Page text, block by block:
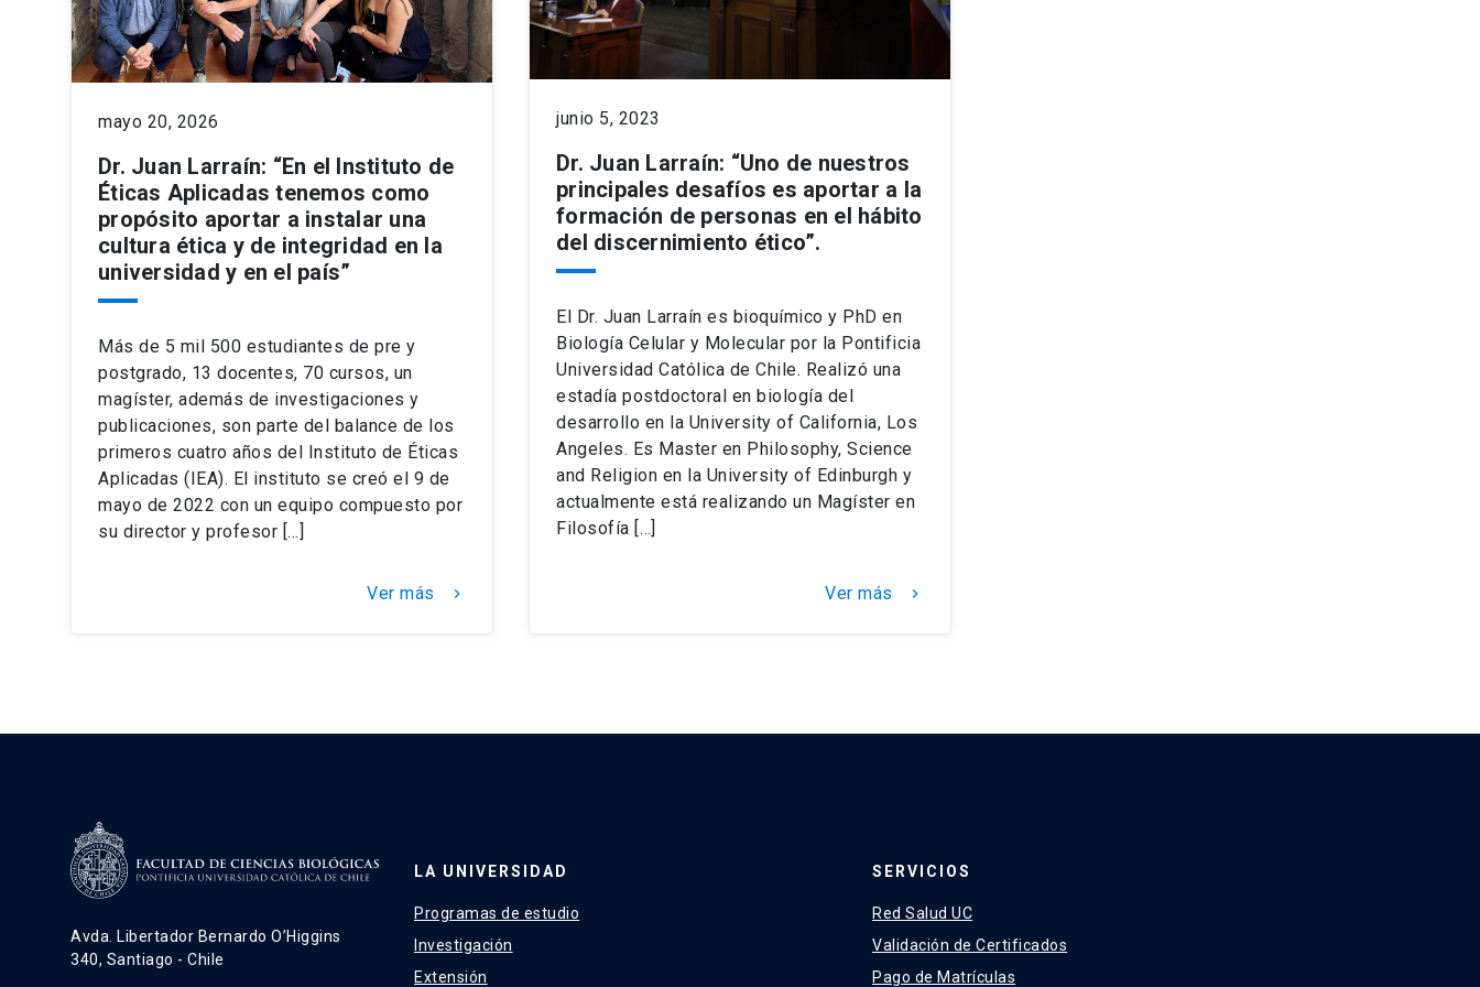
mayo 20, 2026
Dr. Juan Larraín: “En el Instituto de
Éticas Aplicadas tenemos como
propósito aportar a instalar una
cultura ética y de integridad en la
universidad y en el país”
Más de 5 mil 500 estudiantes de pre y
postgrado, 13 docentes, 70 cursos, un
magíster, además de investigaciones y
publicaciones, son parte del balance de los
primeros cuatro años del Instituto de Éticas
Aplicadas (IEA). El instituto se creó el 9 de
mayo de 2022 con un equipo compuesto por
su director y profesor […]
Ver más keyboard_arrow_right
junio 5, 2023
Dr. Juan Larraín: “Uno de nuestros
principales desafíos es aportar a la
formación de personas en el hábito
del discernimiento ético”.
El Dr. Juan Larraín es bioquímico y PhD en
Biología Celular y Molecular por la Pontificia
Universidad Católica de Chile. Realizó una
estadía postdoctoral en biología del
desarrollo en la University of California, Los
Angeles. Es Master en Philosophy, Science
and Religion en la University of Edinburgh y
actualmente está realizando un Magíster en
Filosofía […]
Ver más keyboard_arrow_right
Avda. Libertador Bernardo O’Higgins
340, Santiago - Chile
LA UNIVERSIDAD
Programas de estudio
Investigación
Extensión
SERVICIOS
Red Salud UC
Validación de Certificados
Pago de Matrículas